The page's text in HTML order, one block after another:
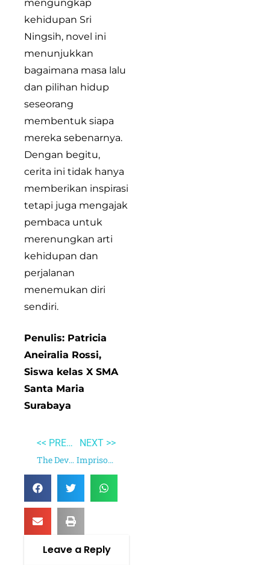
mengungkap
kehidupan Sri
Ningsih, novel ini
menunjukkan
bagaimana masa lalu
dan pilihan hidup
seseorang
membentuk siapa
mereka sebenarnya.
Dengan begitu,
cerita ini tidak hanya
memberikan inspirasi
tetapi juga mengajak
pembaca untuk
merenungkan arti
kehidupan dan
perjalanan
menemukan diri
sendiri.
Penulis: Patricia
Aneiralia Rossi,
Siswa kelas X SMA
Santa Maria
Surabaya
<< PREVIOUS
The Devotion of Suspect X
NEXT >>
Imprisonment
Leave a Reply